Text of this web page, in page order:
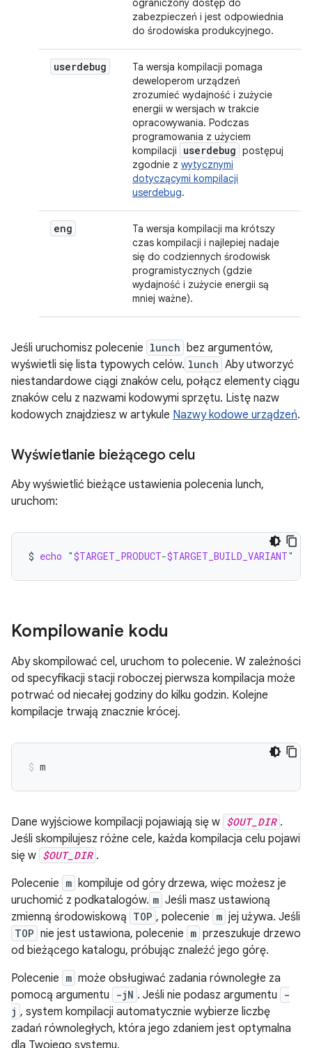
ograniczony dostęp do
zabezpieczeń i jest odpowiednia
do środowiska produkcyjnego.
userdebug
Ta wersja kompilacji pomaga
deweloperom urządzeń
zrozumieć wydajność i zużycie
energii w wersjach w trakcie
opracowywania. Podczas
programowania z użyciem
kompilacji
userdebug postępuj
zgodnie z wytycznymi
dotyczącymi kompilacji
userdebug.
eng
Ta wersja kompilacji ma krótszy
czas kompilacji i najlepiej nadaje
się do codziennych środowisk
programistycznych (gdzie
wydajność i zużycie energii są
mniej ważne).
Jeśli uruchomisz polecenie lunch bez argumentów,
wyświetli się lista typowych celów. lunch Aby utworzyć
niestandardowe ciągi znaków celu, połącz elementy ciągu
znaków celu z nazwami kodowymi sprzętu. Listę nazw
kodowych znajdziesz w artykule Nazwy kodowe urządzeń.
Wyświetlanie bieżącego celu
Aby wyświetlić bieżące ustawienia polecenia lunch,
uruchom:
$ echo "$TARGET_PRODUCT-$TARGET_BUILD_VARIANT"
Kompilowanie kodu
Aby skompilować cel, uruchom to polecenie. W zależności
od specyfikacji stacji roboczej pierwsza kompilacja może
potrwać od niecałej godziny do kilku godzin. Kolejne
kompilacje trwają znacznie krócej.
m
Dane wyjściowe kompilacji pojawiają się w $OUT_DIR .
Jeśli skompilujesz różne cele, każda kompilacja celu pojawi
się w $OUT_DIR .
Polecenie m kompiluje od góry drzewa, więc możesz je
uruchomić z podkatalogów. m Jeśli masz ustawioną
zmienną środowiskową TOP , polecenie m jej używa. Jeśli
TOP nie jest ustawiona, polecenie m przeszukuje drzewo
od bieżącego katalogu, próbując znaleźć jego górę.
Polecenie m może obsługiwać zadania równoległe za
pomocą argumentu
-jN . Jeśli nie podasz argumentu
-
j , system kompilacji automatycznie wybierze liczbę
zadań równoległych, która jego zdaniem jest optymalna
dla Twojego systemu.